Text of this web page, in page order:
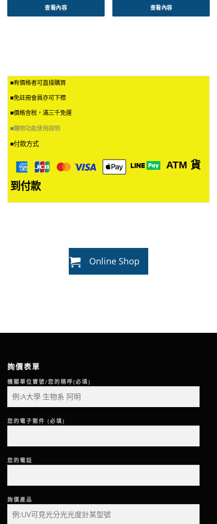
查看內容 查看內容
■有價格者可直接購買
■免註冊會員亦可下標
■價格含稅，滿三千免運
■購物功能使用說明
■付款方式
ATM 貨
到付款
Online Shop
詢價表單
機關單位寶號/您的稱呼(必填)
您的電子郵件 (必填)
您的電話
詢價產品